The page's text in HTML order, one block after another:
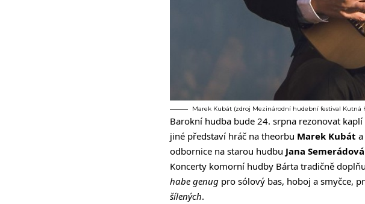
Marek Kubát (zdroj Mezinárodní hudební festival Kutná
Barokní hudba bude 24. srpna rezonovat
jiné představí hráč na theorbu Marek Kubát
odbornice na starou hudbu Jana Semerádová
Koncerty komorní hudby Bárta tradičně
habe genug pro sólový bas, hoboj a smyčce,
šílených.